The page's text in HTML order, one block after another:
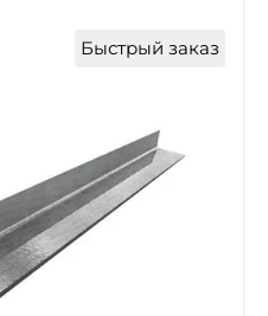
Быстрый заказ